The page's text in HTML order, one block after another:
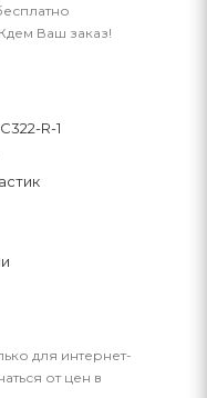
Ваш заказ!
R-1
для интернет-
от цен в